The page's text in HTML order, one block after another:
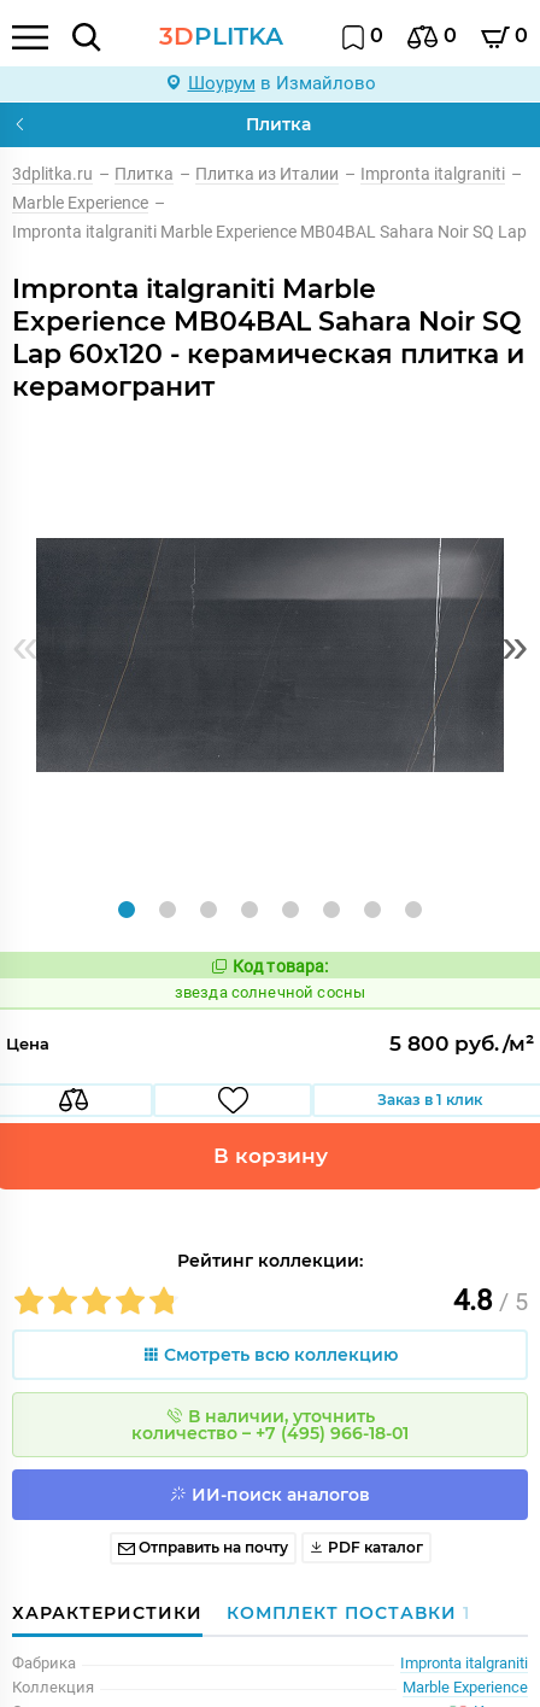
3DPLITKA 0 0 0
Шоурум в Измайлово
Плитка
3dplitka.ru – Плитка – Плитка из Италии – Impronta italgraniti –
Marble Experience –
Impronta italgraniti Marble Experience MB04BAL Sahara Noir SQ Lap
Impronta italgraniti Marble
Experience MB04BAL Sahara Noir SQ
Lap 60x120 - керамическая плитка и
керамогранит
« »
Код:
449347
Код товара:
звезда солнечной сосны
Цена 5 800 руб./м²
Заказ в 1 клик
В корзину
Рейтинг коллекции:
4.8 / 5
Смотреть всю коллекцию
В наличии, уточнить
количество – +7 (495) 966-18-01
ИИ-поиск аналогов
Отправить на почту PDF каталог
ХАРАКТЕРИСТИКИ КОМПЛЕКТ ПОСТАВКИ 1
Фабрика
Impronta italgraniti
Коллекция
Marble Experience